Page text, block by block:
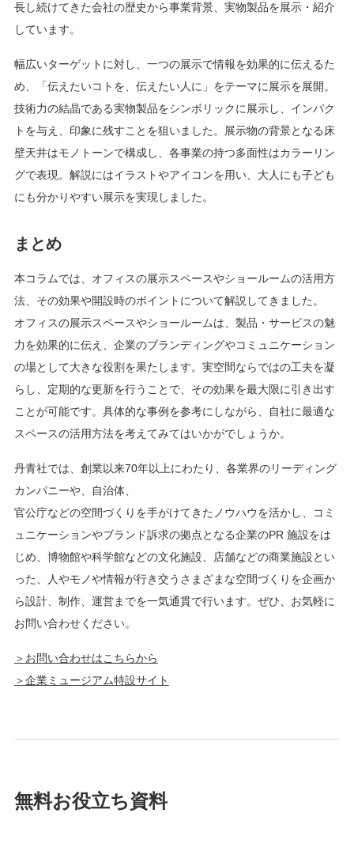
長し続けてきた会社の歴史から事業背景、実物製品を展示・紹介
しています。
幅広いターゲットに対し、一つの展示で情報を効果的に伝えるた
め、「伝えたいコトを、伝えたい人に」をテーマに展示を展開。
技術力の結晶である実物製品をシンボリックに展示し、インパク
トを与え、印象に残すことを狙いました。展示物の背景となる床
壁天井はモノトーンで構成し、各事業の持つ多面性はカラーリン
グで表現。解説にはイラストやアイコンを用い、大人にも子ども
にも分かりやすい展示を実現しました。
まとめ
本コラムでは、オフィスの展示スペースやショールームの活用方
法、その効果や開設時のポイントについて解説してきました。
オフィスの展示スペースやショールームは、製品・サービスの魅
力を効果的に伝え、企業のブランディングやコミュニケーション
の場として大きな役割を果たします。実空間ならではの工夫を凝
らし、定期的な更新を行うことで、その効果を最大限に引き出す
ことが可能です。具体的な事例を参考にしながら、自社に最適な
スペースの活用方法を考えてみてはいかがでしょうか。
丹青社では、創業以来70年以上にわたり、各業界のリーディング
カンパニーや、自治体、
官公庁などの空間づくりを手がけてきたノウハウを活かし、コミ
ュニケーションやブランド訴求の拠点となる企業のPR 施設をは
じめ、博物館や科学館などの文化施設、店舗などの商業施設とい
った、人やモノや情報が行き交うさまざまな空間づくりを企画か
ら設計、制作、運営までを一気通貫で行います。ぜひ、お気軽に
お問い合わせください。
＞お問い合わせはこちらから
＞企業ミュージアム特設サイト
無料お役立ち資料